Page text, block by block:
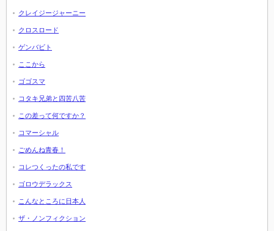
クレイジージャーニー
クロスロード
ゲンバビト
ここから
ゴゴスマ
コタキ兄弟と四苦八苦
この差って何ですか？
コマーシャル
ごめんね青春！
コレつくったの私です
ゴロウデラックス
こんなところに日本人
ザ・ノンフィクション